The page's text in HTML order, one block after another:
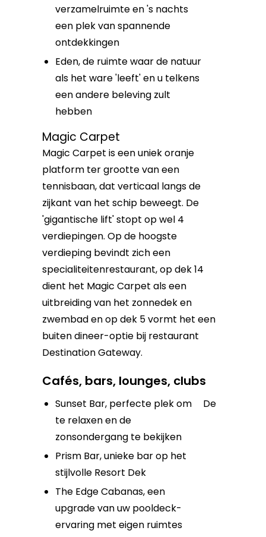
verzamelruimte en 's nachts
een plek van spannende
ontdekkingen
Eden, de ruimte waar de natuur
als het ware 'leeft' en u telkens
een andere beleving zult
hebben
Magic Carpet
Magic Carpet is een uniek oranje
platform ter grootte van een
tennisbaan, dat verticaal langs de
zijkant van het schip beweegt. De
'gigantische lift' stopt op wel 4
verdiepingen. Op de hoogste
verdieping bevindt zich een
specialiteitenrestaurant, op dek 14
dient het Magic Carpet als een
uitbreiding van het zonnedek en
zwembad en op dek 5 vormt het een
buiten dineer-optie bij restaurant
Destination Gateway.
Cafés, bars, lounges, clubs
Sunset Bar, perfecte plek om
te relaxen en de
zonsondergang te bekijken
Prism Bar, unieke bar op het
stijlvolle Resort Dek
The Edge Cabanas, een
upgrade van uw pooldeck-
ervaring met eigen ruimtes
De